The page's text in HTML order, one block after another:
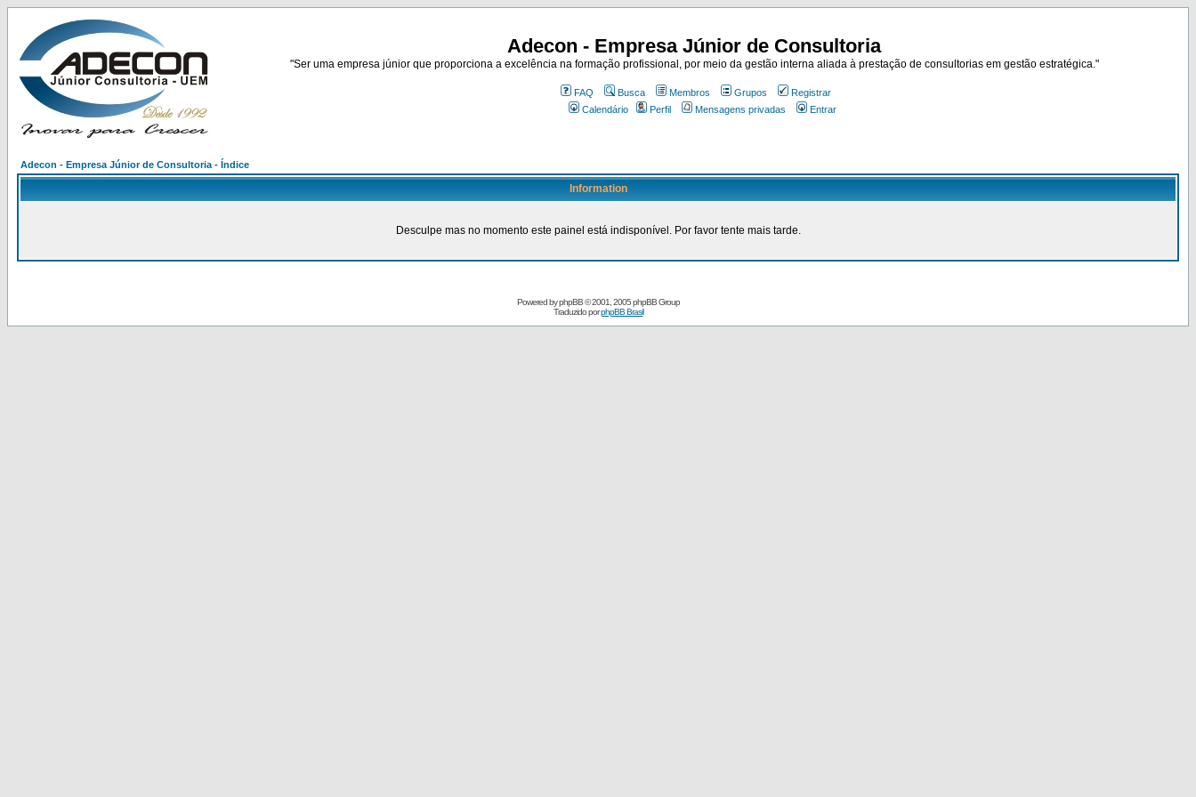
Adecon - Empresa Júnior de Consultoria
"Ser uma empresa júnior que proporciona a excelência na formação profissional, por meio da gestão interna aliada à prestação de consultorias em gestão estratégica."
FAQ Busca Membros Grupos
Registrar
Calendário
Perfil Mensagens privadas Entrar
Adecon - Empresa Júnior de Consultoria - Índice
Information
Desculpe mas no momento este painel está indisponível. Por favor tente mais tarde.
Powered byphpBB© 2001, 2005 phpBB Group
Traduzido porphpBB Brasil